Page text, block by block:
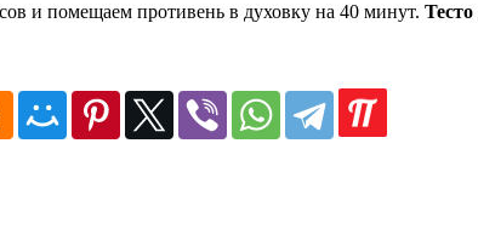
и помещаем противень в духовку на 40 минут. Тесто